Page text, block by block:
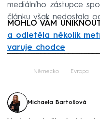
mediálního zástupce
článku však nedostala
MOHLO VÁM
a odletěla několik
varuje chodce
Německo Evropa
Michaela Bartošová